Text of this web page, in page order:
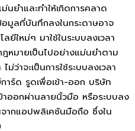
นยำและทำให้เกิดการคลาด
มูลที่บันทึกลงในกระดาษอาจ
ยีใหม่ๆ มาใช้ในระบบลงเวลา
หมายเป็นไปอย่างแม่นยำตาม
าจะเป็นการใช้ระบบลงเวลา
าร์ด รูดเพื่อเข้า-ออก บริษัท
าออกผ่านลายนิ้วมือ หรือระบบลง
จากแอปพลิเคชันมือถือ ซึ่งใน